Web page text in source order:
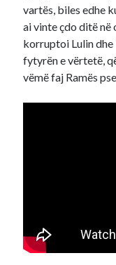
vartës, biles edhe
ai vinte çdo ditë në
korruptoi Lulin
fytyrën e vërtetë,
vëmë faj Ramës